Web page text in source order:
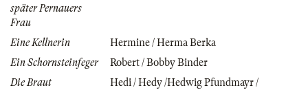
später Pernauers
Frau
Eine Kellnerin
Hermine / Herma Berka
Ein Schornsteinfeger
Robert / Bobby Binder
Die Braut
Hedi / Hedy /Hedwig Pfundmayr /